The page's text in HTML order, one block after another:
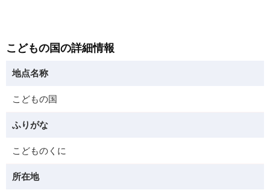
こどもの国の詳細情報
地点名称
こどもの国
ふりがな
こどものくに
所在地